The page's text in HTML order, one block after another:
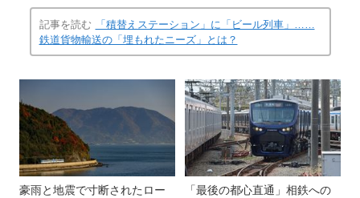
記事を読む
「積替えステーション」に「ビール列車」……
鉄道貨物輸送の「埋もれたニーズ」とは？
豪雨と地震で寸断されたロー
「最後の都心直通」相鉄への